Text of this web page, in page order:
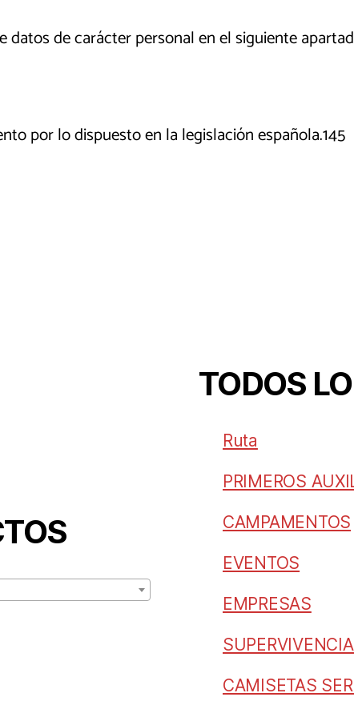
de carácter personal en el siguiente
por lo dispuesto en la legislación española.145
TODOS
Ruta
PRIMEROS
CAMPAMENTOS
EVENTOS
EMPRESAS
CAMISETAS